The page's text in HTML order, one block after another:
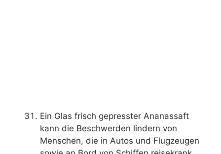
Ein Glas frisch gepresster Ananassaft
kann die Beschwerden lindern von
Menschen, die in Autos und Flugzeugen